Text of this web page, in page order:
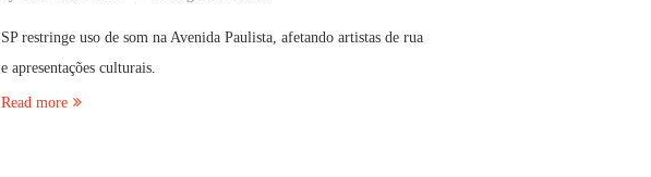
SP restringe uso de som na Avenida Paulista, afetando artistas de rua
e apresentações culturais.
Read more